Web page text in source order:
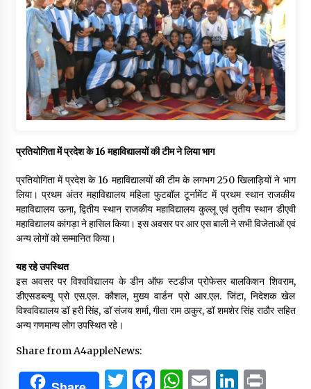
प्रतियोगिता में प्रदेश के 16 महाविद्यालयों की टीम ने लिया भाग
प्रतियोगिता में प्रदेश के 16 महाविद्यालयों की टीम के लगभग 250 खिलाड़ियों ने भाग
लिया। प्रथम अंतर महाविद्यालय महिला फुटबॉल टूर्नामेंट में प्रथम स्थान राजकीय
महाविद्यालय ऊना, द्वितीय स्थान राजकीय महाविद्यालय कुल्लू एवं तृतीय स्थान डीएवी
महाविद्यालय कांगड़ा ने हासिल किया। इस अवसर पर आर एस बाली ने सभी विजेताओं एवं
अन्य लोगों को सम्मानित किया।
यह रहे उपस्थित
इस अवसर पर विश्वविद्यालय के डीन ऑफ स्टडीज प्रोफेसर बालकिशन शिवराम,
डीएसडब्ल्यू प्रो एस.एल. कौशल, मुख्य वार्डन प्रो आर.एल. जिंटा, निदेशक खेल
विश्वविद्यालय डॉ हरी सिंह, डॉ संजय शर्मा, गीता राम ठाकुर, डॉ शमशेर सिंह राठौर सहित
अन्य गणमान्य लोग उपस्थित रहे।
Share from A4appleNews:
Twitter
Facebook
WhatsApp
Email